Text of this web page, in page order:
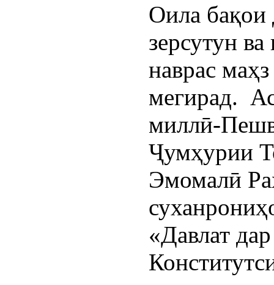
Оила бақои
зерсутун
наврас
мегирад.
миллӣ-
Ҷумҳурии
Эмомалӣ
«Давлат